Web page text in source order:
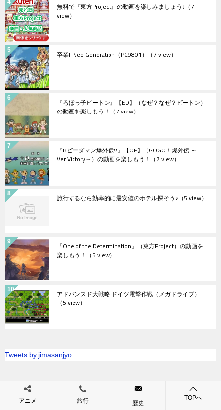
無料で『東方Project』の動画を楽しみましょう♪ （7
view）
卒業II Neo Generation（PC9801） （7 view）
『ろぼっ子ビートン』【ED】（なぜ？なぜ？ビートン）
の動画を楽しもう！ （7 view）
『Bビーダマン爆外伝V』【OP】（GOGO！爆外伝 ～
Ver.Victory～）の動画を楽しもう！ （7 view）
旅行するなら効率的に最安値のホテル探そう♪ （5 view）
『One of the Determination』（東方Project）の動画を
楽しもう！ （5 view）
アドバンスド大戦略 ドイツ電撃作戦（メガドライブ）
（5 view）
Tweets by jimasanjyo
いっぱいゲームを楽しもう
艦隊これくしょん
アニメ 旅行 歴史
TOPへ